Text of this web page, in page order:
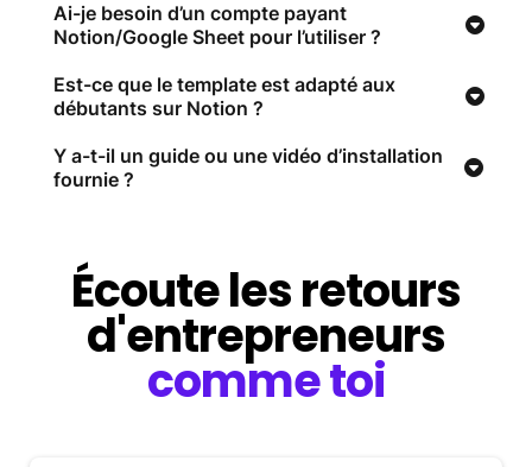
Ai-je besoin d’un compte payant
Notion/Google Sheet pour l’utiliser ?
fonctionnent avec la version gratuite des outils.
Il vous suffit simplement de créer un compte
Est-ce que le template est adapté aux
débutants sur Notion ?
d’accompagnement sont conçus de façon
pédagogique, étape par étape, pour que même
Y a-t-il un guide ou une vidéo d’installation
fournie ?
heures sur Notion.
Et si tu rencontres le moindre souci technique,
tu peux bien sûr me contacter par e-mail sans
problème.
Écoute les retours
d'entrepreneurs
comme toi